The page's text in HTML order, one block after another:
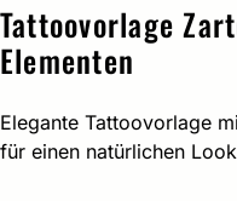
Tattoovorlage
Elementen
Elegante Tattoovorlage
für einen natürlichen